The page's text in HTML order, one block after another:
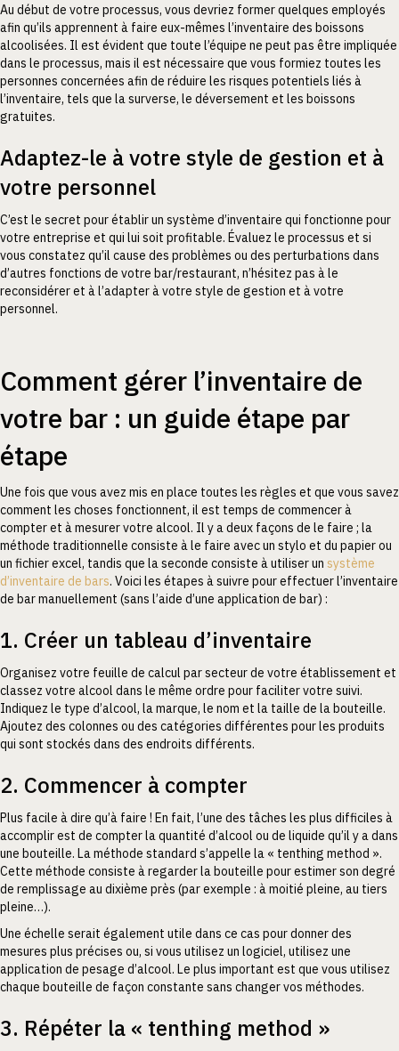
Au début de votre processus, vous devriez former quelques employés
afin qu’ils apprennent à faire eux-mêmes l’inventaire des boissons
alcoolisées. Il est évident que toute l’équipe ne peut pas être impliquée
dans le processus, mais il est nécessaire que vous formiez toutes les
personnes concernées afin de réduire les risques potentiels liés à
l’inventaire, tels que la surverse, le déversement et les boissons
gratuites.
Adaptez-le à votre style de gestion et à
votre personnel
C’est le secret pour établir un système d’inventaire qui fonctionne pour
votre entreprise et qui lui soit profitable. Évaluez le processus et si
vous constatez qu’il cause des problèmes ou des perturbations dans
d’autres fonctions de votre bar/restaurant, n’hésitez pas à le
reconsidérer et à l’adapter à votre style de gestion et à votre
personnel.
Comment gérer l’inventaire de
votre bar : un guide étape par
étape
Une fois que vous avez mis en place toutes les règles et que vous savez
comment les choses fonctionnent, il est temps de commencer à
compter et à mesurer votre alcool. Il y a deux façons de le faire ; la
méthode traditionnelle consiste à le faire avec un stylo et du papier ou
un fichier excel, tandis que la seconde consiste à utiliser un système
d’inventaire de bars. Voici les étapes à suivre pour effectuer l’inventaire
de bar manuellement (sans l’aide d’une application de bar) :
1. Créer un tableau d’inventaire
Organisez votre feuille de calcul par secteur de votre établissement et
classez votre alcool dans le même ordre pour faciliter votre suivi.
Indiquez le type d’alcool, la marque, le nom et la taille de la bouteille.
Ajoutez des colonnes ou des catégories différentes pour les produits
qui sont stockés dans des endroits différents.
2. Commencer à compter
Plus facile à dire qu’à faire ! En fait, l’une des tâches les plus difficiles à
accomplir est de compter la quantité d’alcool ou de liquide qu’il y a dans
une bouteille. La méthode standard s’appelle la « tenthing method ».
Cette méthode consiste à regarder la bouteille pour estimer son degré
de remplissage au dixième près (par exemple : à moitié pleine, au tiers
pleine…).
Une échelle serait également utile dans ce cas pour donner des
mesures plus précises ou, si vous utilisez un logiciel, utilisez une
application de pesage d’alcool. Le plus important est que vous utilisez
chaque bouteille de façon constante sans changer vos méthodes.
3. Répéter la « tenthing method »